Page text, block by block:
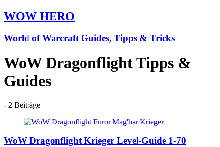
WOW HERO
World of Warcraft Guides, Tipps & Tricks
WoW Dragonflight Tipps &
Guides
- 2 Beiträge
WoW Dragonflight Krieger Level-Guide 1-70